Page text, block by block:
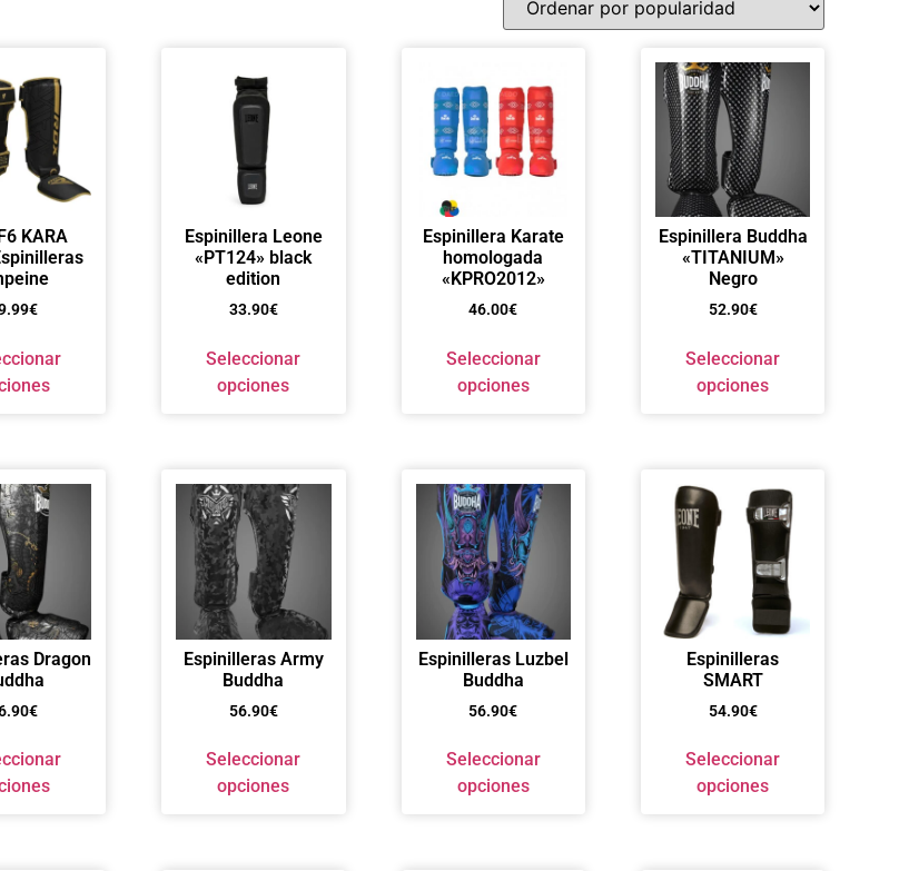
KARA
€
Espinillera Leone
«PT124» black
edition
33.90€
Seleccionar
opciones
Espinillera Karate
homologada
«KPRO2012»
46.00€
Seleccionar
opciones
Espinillera Buddha
«TITANIUM»
Negro
52.90€
Seleccionar
opciones
Dragon
€
Espinilleras Army
Buddha
56.90€
Seleccionar
opciones
Espinilleras Luzbel
Buddha
56.90€
Seleccionar
opciones
Espinilleras
SMART
54.90€
Seleccionar
opciones